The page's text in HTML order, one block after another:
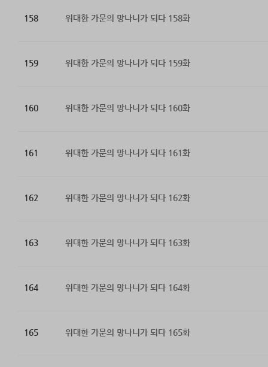
158 위대한 가문의 망나니가 되다 158화
159 위대한 가문의 망나니가 되다 159화
160 위대한 가문의 망나니가 되다 160화
161 위대한 가문의 망나니가 되다 161화
162 위대한 가문의 망나니가 되다 162화
163 위대한 가문의 망나니가 되다 163화
164 위대한 가문의 망나니가 되다 164화
165 위대한 가문의 망나니가 되다 165화